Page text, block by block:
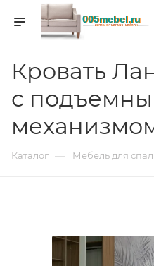
Кровать
с
Каталог — Мебель для